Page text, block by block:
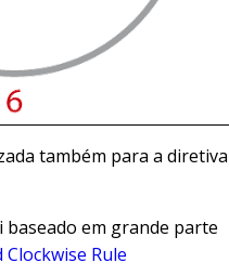
também para a diretiva
baseado em grande parte
Clockwise Rule